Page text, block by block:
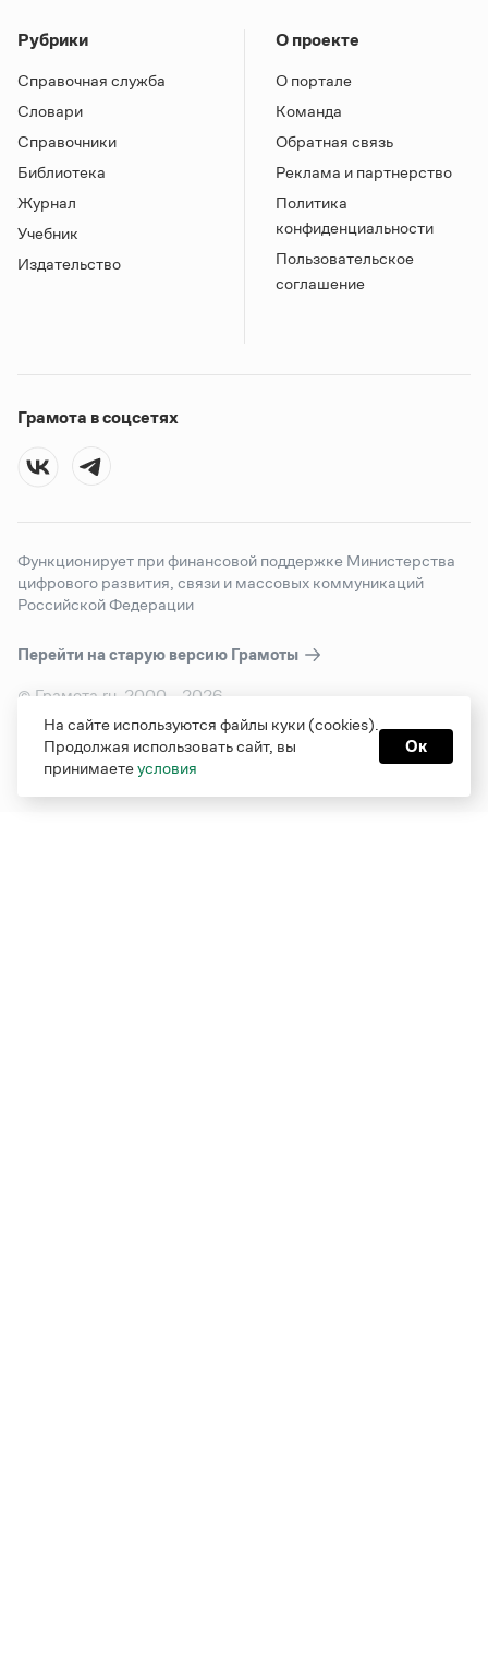
Рубрики
Справочная служба
Словари
Справочники
Библиотека
Журнал
Учебник
Издательство
О проекте
О портале
Команда
Обратная связь
Реклама и партнерство
Политика
конфиденциальности
Пользовательское
соглашение
Грамота в соцсетях
Функционирует при финансовой поддержке Министерства
цифрового развития, связи и массовых коммуникаций
Российской Федерации
Перейти на старую версию Грамоты
© Грамота.ru, 2000 – 2026
Свидетельство о регистрации СМИ: ЭЛ № ФС 77 - 84700,
выдано 10.02.2023
Дизайн — Мария Екимова /
Мотка
На сайте используются файлы куки (cookies).
Продолжая использовать сайт, вы
принимаетеусловия
Ок